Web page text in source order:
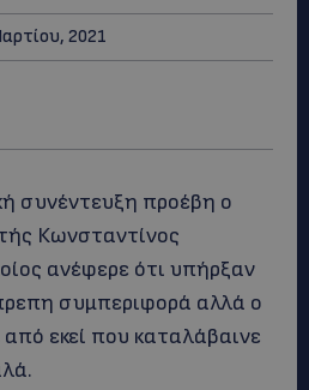
2021
συνέντευξη προέβη ο
Κωνσταντίνος
ανέφερε ότι υπήρξαν
συμπεριφορά αλλά ο
εκεί που καταλάβαινε